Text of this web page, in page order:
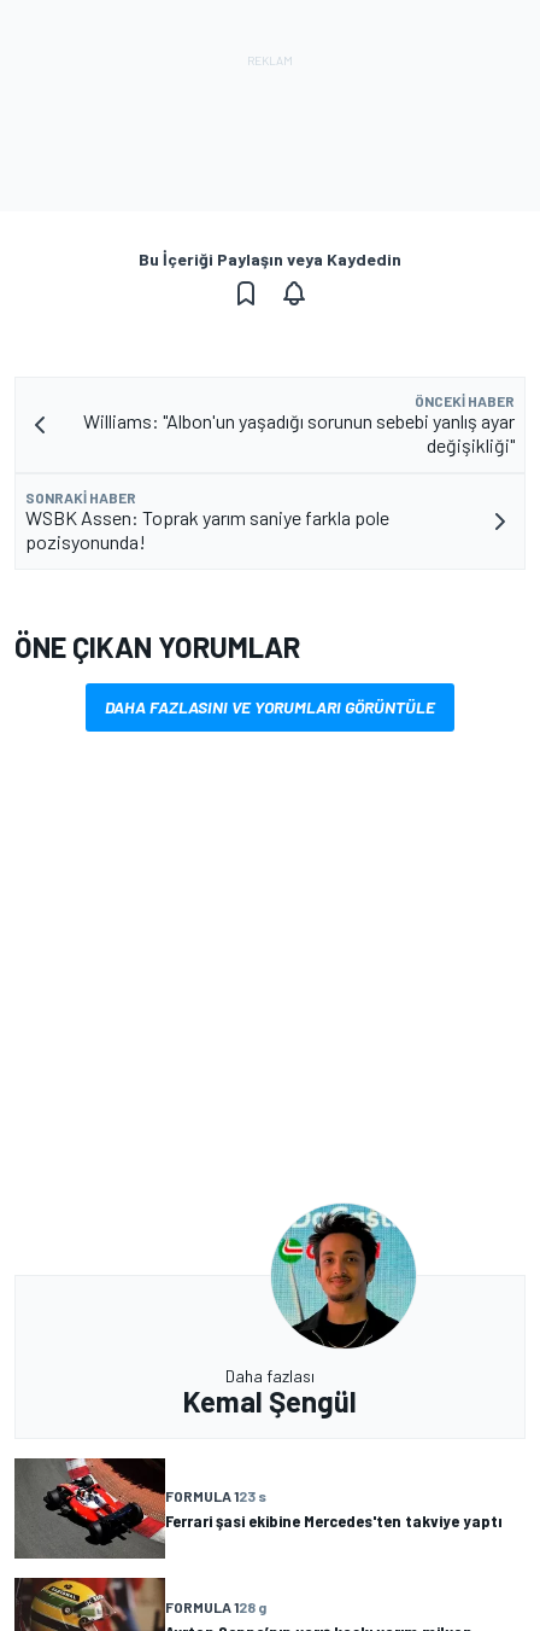
Bu İçeriği Paylaşın veya Kaydedin
ÖNCEKI HABER
Williams: "Albon'un yaşadığı sorunun sebebi yanlış ayar
değişikliği"
SONRAKI HABER
WSBK Assen: Toprak yarım saniye farkla pole
pozisyonunda!
ÖNE ÇIKAN YORUMLAR
DAHA FAZLASINI VE YORUMLARI GÖRÜNTÜLE
Daha fazlası
Kemal Şengül
FORMULA 123 s
Ferrari şasi ekibine Mercedes'ten takviye yaptı
FORMULA 128 g